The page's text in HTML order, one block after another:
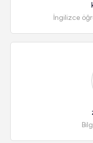
İngilizce